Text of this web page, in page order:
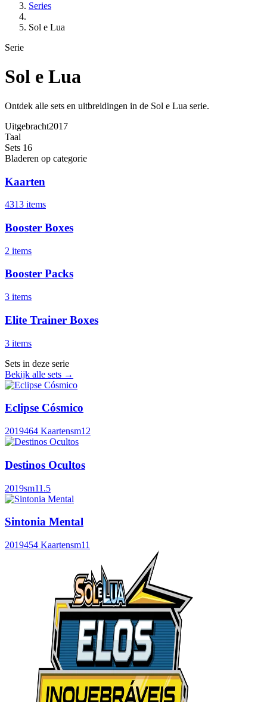
Series
Sol e Lua
Serie
Sol e Lua
Ontdek alle sets en uitbreidingen in de Sol e Lua serie.
Uitgebracht2017
Taal
Sets 16
Bladeren op categorie
Kaarten
4313 items
Booster Boxes
2 items
Booster Packs
3 items
Elite Trainer Boxes
3 items
Sets in deze serie
Bekijk alle sets →
Eclipse Cósmico
2019464 Kaartensm12
Destinos Ocultos
2019sm11.5
Sintonia Mental
2019454 Kaartensm11